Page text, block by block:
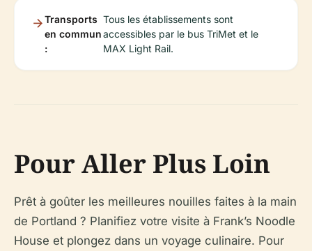
Transports
en commun
:
Tous les établissements sont
accessibles par le bus TriMet et le
MAX Light Rail.
Pour Aller Plus Loin
Prêt à goûter les meilleures nouilles faites à la main
de Portland ? Planifiez votre visite à Frank’s Noodle
House et plongez dans un voyage culinaire. Pour